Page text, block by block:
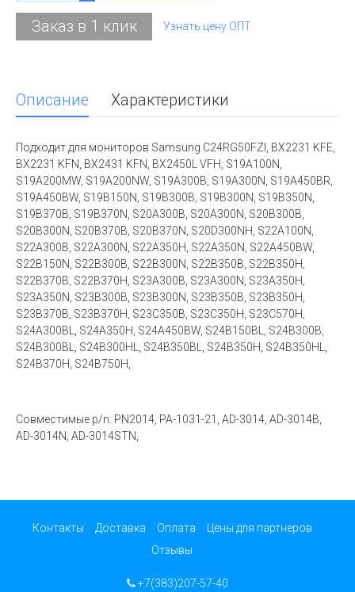
Заказ в 1 клик Узнать цену ОПТ
Описание Характеристики
Подходит для мониторов Samsung C24RG50FZI, BX2231 KFE,
BX2231 KFN, BX2431 KFN, BX2450L VFH, S19A100N,
S19A200MW, S19A200NW, S19A300B, S19A300N, S19A450BR,
S19A450BW, S19B150N, S19B300B, S19B300N, S19B350N,
S19B370B, S19B370N, S20A300B, S20A300N, S20B300B,
S20B300N, S20B370B, S20B370N, S20D300NH, S22A100N,
S22A300B, S22A300N, S22A350H, S22A350N, S22A450BW,
S22B150N, S22B300B, S22B300N, S22B350B, S22B350H,
S22B370B, S22B370H, S23A300B, S23A300N, S23A350H,
S23A350N, S23B300B, S23B300N, S23B350B, S23B350H,
S23B370B, S23B370H, S23C350B, S23C350H, S23C570H,
S24A300BL, S24A350H, S24A450BW, S24B150BL, S24B300B,
S24B300BL, S24B300HL, S24B350BL, S24B350H, S24B350HL,
S24B370H, S24B750H,
Совместимые p/n: PN2014, PA-1031-21, AD-3014, AD-3014B,
AD-3014N, AD-3014STN,
Контакты Доставка Оплата
Цены для партнеров
Отзывы
+7(383)207-57-40